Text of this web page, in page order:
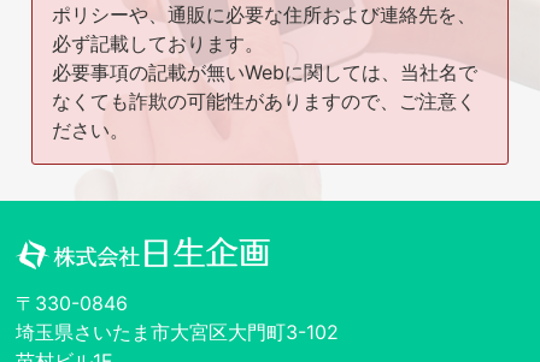
ポリシーや、通販に必要な住所および連絡先を、
必ず記載しております。
必要事項の記載が無いWebに関しては、当社名で
なくても詐欺の可能性がありますので、ご注意く
ださい。
〒330-0846
埼玉県さいたま市大宮区大門町3-102